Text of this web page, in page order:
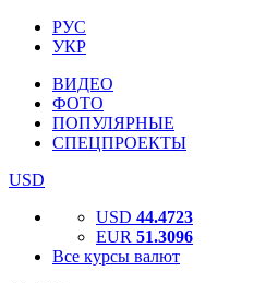
РУС
УКР
ВИДЕО
ФОТО
ПОПУЛЯРНЫЕ
СПЕЦПРОЕКТЫ
USD
USD 44.4723
EUR 51.3096
Все курсы валют